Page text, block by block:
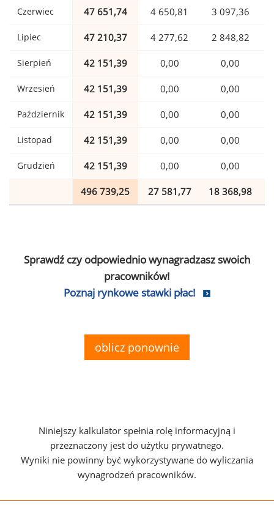
Czerwiec 47 651,74 4 650,81 3 097,36
Lipiec 47 210,37 4 277,62 2 848,82
Sierpień 42 151,39 0,00 0,00
Wrzesień 42 151,39 0,00 0,00
Październik 42 151,39 0,00 0,00
Listopad 42 151,39 0,00 0,00
Grudzień 42 151,39 0,00 0,00
496 739,25 27 581,77 18 368,98
Sprawdź czy odpowiednio wynagradzasz swoich
pracowników!
Poznaj rynkowe stawki płac!
oblicz ponownie
Niniejszy kalkulator spełnia rolę informacyjną i
przeznaczony jest do użytku prywatnego.
Wyniki nie powinny być wykorzystywane do wyliczania
wynagrodzeń pracowników.